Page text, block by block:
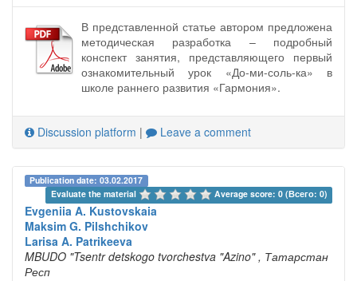
В представленной статье автором предложена
методическая разработка – подробный
конспект занятия, представляющего первый
ознакомительный урок «До-ми-соль-ка» в
школе раннего развития «Гармония».
Discussion platform | Leave a comment
Publication date: 03.02.2017
Evaluate the material
Average score: 0 (Всего: 0)
Evgeniia A. Kustovskaia
Maksim G. Pilshchikov
Larisa A. Patrikeeva
MBUDO "Tsentr detskogo tvorchestva "Azino" , Татарстан
Респ